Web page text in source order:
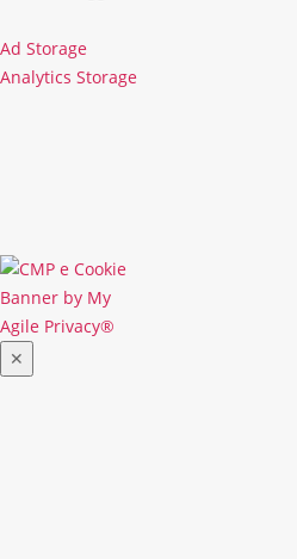
Ad Storage
Ad
Analytics Storage
✕